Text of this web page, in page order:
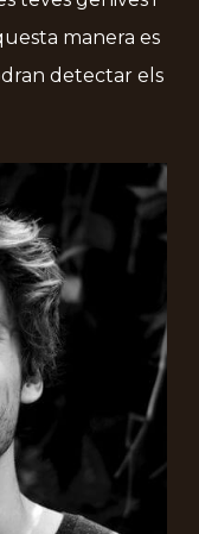
manera es
detectar els